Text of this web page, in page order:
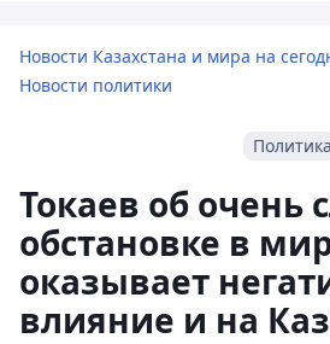
Новости Казахстана и мира на
Новости политики
Политика
Токаев об очень
обстановке в
оказывает
влияние и на